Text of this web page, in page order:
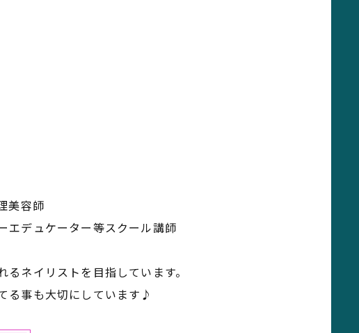
美容師
エデュケーター等スクール講師
ネイリストを目指しています。
る事も大切にしています♪